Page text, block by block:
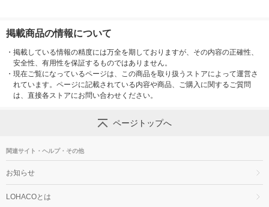
掲載商品の情報について
・ 掲載している情報の精度には万全を期しておりますが、その内容の正確性、
安全性、有用性を保証するものではありません。
・ 現在ご覧になっているページは、この商品を取り扱うストアによって運営さ
れています。ページに記載されている内容や商品、ご購入に関するご質問
は、直接各ストアにお問い合わせください。
ページトップへ
関連サイト・ヘルプ・その他
お知らせ
LOHACOとは